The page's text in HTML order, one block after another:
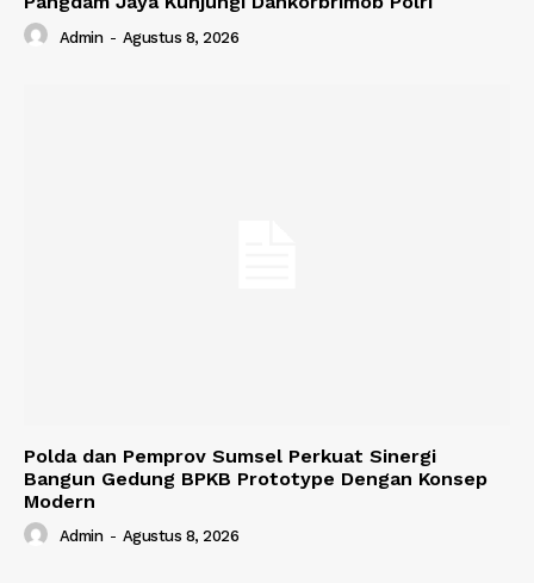
Admin - Agustus 8, 2026
Polda dan Pemprov Sumsel Perkuat Sinergi
Bangun Gedung BPKB Prototype Dengan Konsep
Modern
Admin - Agustus 8, 2026